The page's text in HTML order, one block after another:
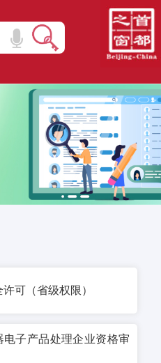
可（省级权限）
电子产品处理企业资格审